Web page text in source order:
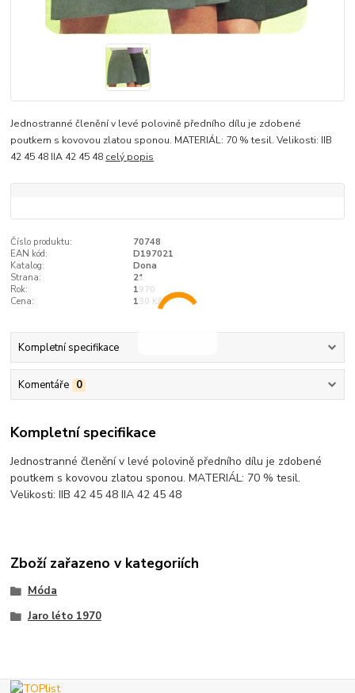
Jednostranné členění v levé polovině předního dílu je zdobené
poutkem s kovovou zlatou sponou. MATERIÁL: 70 % tesil. Velikosti: IIB
42 45 48 IIA 42 45 48 celý popis
Číslo produktu:
70748
EAN kód:
D197021
Katalog:
Dona
Strana:
21
Rok:
1970
Cena:
130 Kčs
Kompletní specifikace
Komentáře 0
Kompletní specifikace
Jednostranné členění v levé polovině předního dílu je zdobené
poutkem s kovovou zlatou sponou. MATERIÁL: 70 % tesil.
Velikosti: IIB 42 45 48 IIA 42 45 48
Zboží zařazeno v kategoriích
Móda
Jaro léto 1970